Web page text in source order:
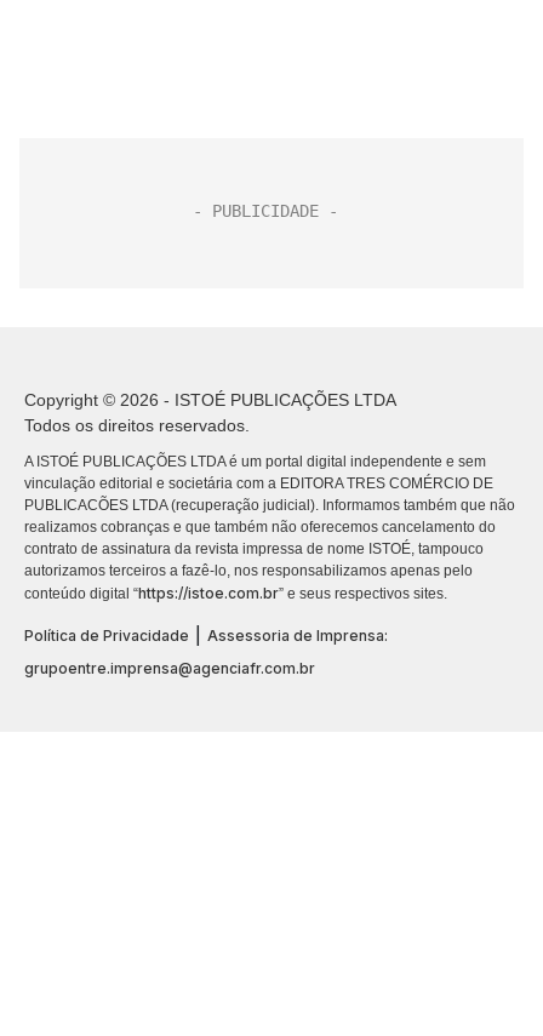
Copyright © 2026 - ISTOÉ PUBLICAÇÕES LTDA
Todos os direitos reservados.
A ISTOÉ PUBLICAÇÕES LTDA é um portal digital independente e sem
vinculação editorial e societária com a EDITORA TRES COMÉRCIO DE
PUBLICACÕES LTDA (recuperação judicial). Informamos também que não
realizamos cobranças e que também não oferecemos cancelamento do
contrato de assinatura da revista impressa de nome ISTOÉ, tampouco
autorizamos terceiros a fazê-lo, nos responsabilizamos apenas pelo
conteúdo digital “https://istoe.com.br” e seus respectivos sites.
Política de Privacidade
Assessoria de Imprensa:
grupoentre.imprensa@agenciafr.com.br